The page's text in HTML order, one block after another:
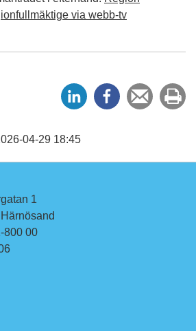
via webb-tv
e
e
Tipsa
en
ut
04-29 18:45
1
800 00